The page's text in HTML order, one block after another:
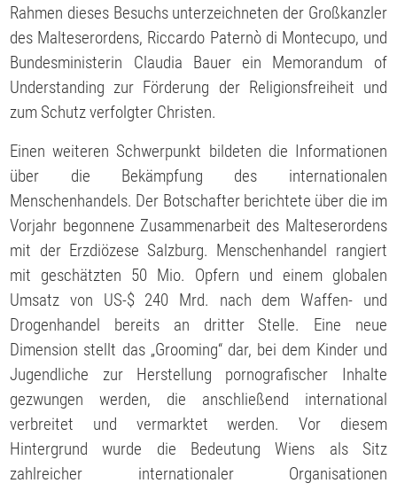
Rahmen dieses Besuchs unterzeichneten der Großkanzler
des Malteserordens, Riccardo Paternò di Montecupo, und
Bundesministerin Claudia Bauer ein Memorandum of
Understanding zur Förderung der Religionsfreiheit und
zum Schutz verfolgter Christen.
Einen weiteren Schwerpunkt bildeten die Informationen
über die Bekämpfung des internationalen
Menschenhandels. Der Botschafter berichtete über die im
Vorjahr begonnene Zusammenarbeit des Malteserordens
mit der Erzdiözese Salzburg. Menschenhandel rangiert
mit geschätzten 50 Mio. Opfern und einem globalen
Umsatz von US-$ 240 Mrd. nach dem Waffen- und
Drogenhandel bereits an dritter Stelle. Eine neue
Dimension stellt das „Grooming“ dar, bei dem Kinder und
Jugendliche zur Herstellung pornografischer Inhalte
gezwungen werden, die anschließend international
verbreitet und vermarktet werden. Vor diesem
Hintergrund wurde die Bedeutung Wiens als Sitz
zahlreicher internationaler Organisationen